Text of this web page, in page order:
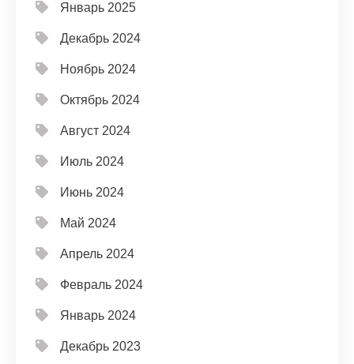
Январь 2025
Декабрь 2024
Ноябрь 2024
Октябрь 2024
Август 2024
Июль 2024
Июнь 2024
Май 2024
Апрель 2024
Февраль 2024
Январь 2024
Декабрь 2023